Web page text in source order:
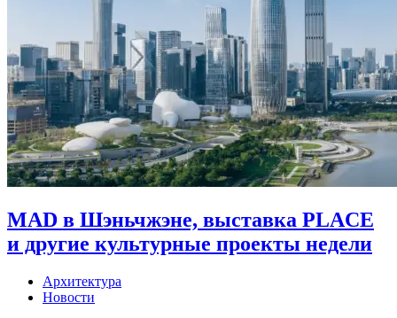
MAD в Шэньчжэне, выставка PLACE
и другие культурные проекты недели
Архитектура
Новости